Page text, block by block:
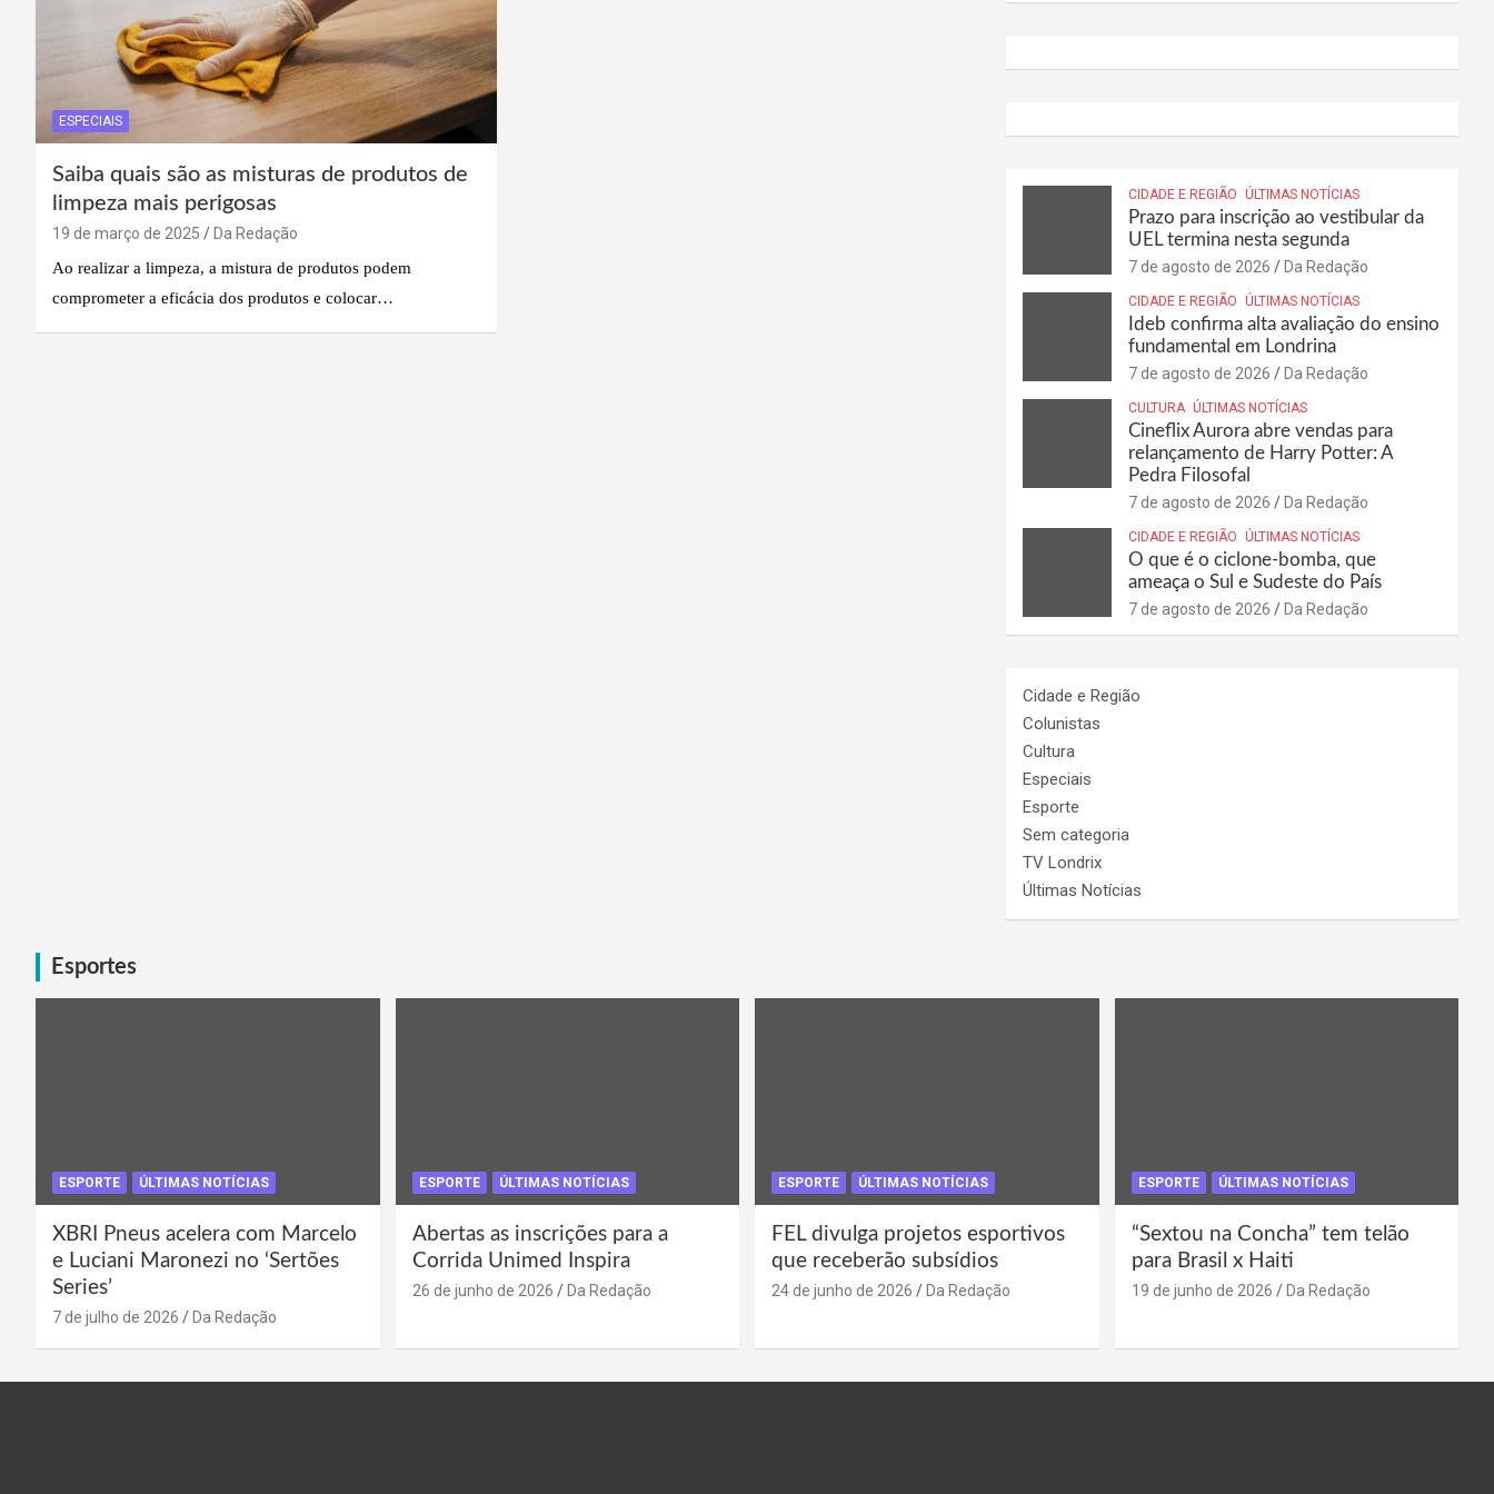
ESPECIAIS
Saiba quais são as misturas de produtos de
limpeza mais perigosas
19 de março de 2025
Da Redação
Ao realizar a limpeza, a mistura de produtos podem
comprometer a eficácia dos produtos e colocar…
CIDADE E REGIÃO ÚLTIMAS NOTÍCIAS
Prazo para inscrição ao vestibular da
UEL termina nesta segunda
7 de agosto de 2026 Da Redação
CIDADE E REGIÃO ÚLTIMAS NOTÍCIAS
Ideb confirma alta avaliação do ensino
fundamental em Londrina
7 de agosto de 2026 Da Redação
CULTURA ÚLTIMAS NOTÍCIAS
Cineflix Aurora abre vendas para
relançamento de Harry Potter: A
Pedra Filosofal
7 de agosto de 2026 Da Redação
CIDADE E REGIÃO ÚLTIMAS NOTÍCIAS
O que é o ciclone-bomba, que
ameaça o Sul e Sudeste do País
7 de agosto de 2026 Da Redação
Cidade e Região
Colunistas
Cultura
Especiais
Esporte
Sem categoria
TV Londrix
Últimas Notícias
Esportes
ESPORTE ÚLTIMAS NOTÍCIAS
XBRI Pneus acelera com Marcelo
e Luciani Maronezi no ‘Sertões
Series’
7 de julho de 2026 Da Redação
ESPORTE ÚLTIMAS NOTÍCIAS
Abertas as inscrições para a
Corrida Unimed Inspira
26 de junho de 2026 Da Redação
ESPORTE ÚLTIMAS NOTÍCIAS
FEL divulga projetos esportivos
que receberão subsídios
24 de junho de 2026 Da Redação
ESPORTE ÚLTIMAS NOTÍCIAS
“Sextou na Concha” tem telão
para Brasil x Haiti
19 de junho de 2026 Da Redação